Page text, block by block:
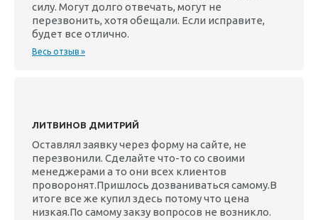
силу. Могут долго отвечать, могут не
перезвонить, хотя обещали. Если исправите,
будет все отлично.
Весь отзыв »
ЛИТВИНОВ ДМИТРИЙ
Оставлял заявку через форму на сайте, не
перезвонили. Сделайте что-то со своими
менеджерами а то они всех клиентов
проворонят.Пришлось дозваниваться самому.В
итоге все же купил здесь потому что цена
низкая.По самому закзу вопросов не возникло.